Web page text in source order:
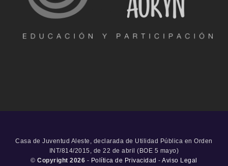
Casa de Juventud Aleste, declarada de Utilidad Pública en Orden
INT/814/2015, de 22 de abril (BOE 5 mayo)
© Copyright 2026 - Política de Privacidad -Aviso Legal